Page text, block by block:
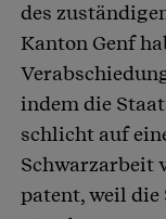
des
Kanton Genf
indem die
schlicht auf
Schwarzarbeit
patent, weil